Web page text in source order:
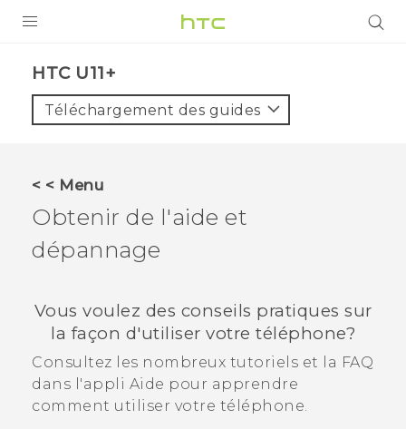
VIVE
VIVERSE
Appareils HTC & Accessoires
Connexion
HTC U11+‎
Téléchargement des guides
< < Menu
Obtenir de l'aide et
dépannage
Vous voulez des conseils pratiques sur
la façon d'utiliser votre téléphone?
Consultez les nombreux tutoriels et la FAQ
dans l'appli Aide pour apprendre
comment utiliser votre téléphone.